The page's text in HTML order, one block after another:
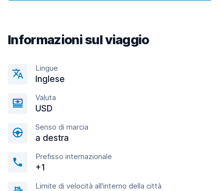
Informazioni sul viaggio
Lingue
Inglese
Valuta
USD
Senso di marcia
a destra
Prefisso internazionale
+1
Limite di velocità all'interno della città